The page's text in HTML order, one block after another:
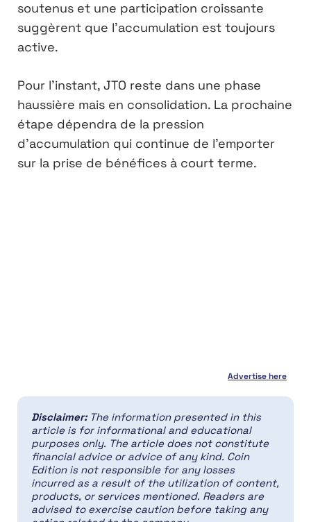
soutenus et une participation croissante
suggèrent que l’accumulation est toujours
active.
Pour l’instant, JTO reste dans une phase
haussière mais en consolidation. La prochaine
étape dépendra de la pression
d’accumulation qui continue de l’emporter
sur la prise de bénéfices à court terme.
Advertise here
Disclaimer: The information presented in this
article is for informational and educational
purposes only. The article does not constitute
financial advice or advice of any kind. Coin
Edition is not responsible for any losses
incurred as a result of the utilization of content,
products, or services mentioned. Readers are
advised to exercise caution before taking any